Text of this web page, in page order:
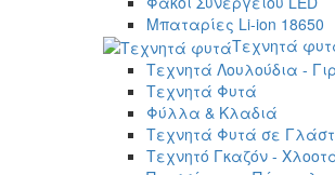
Μπαταρίες Li-ion 18650
Τεχνητά
Τεχνητά Λουλούδια -
Τεχνητά Φυτά
Φύλλα & Κλαδιά
Τεχνητά Φυτά σε
Τεχνητό Γκαζόν -